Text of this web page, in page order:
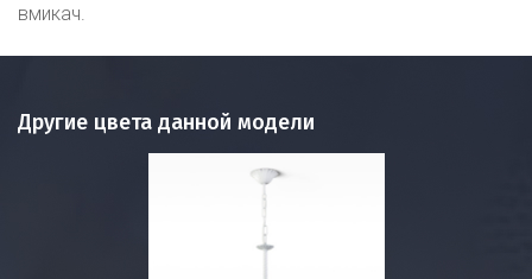
вмикач.
Другие цвета данной модели